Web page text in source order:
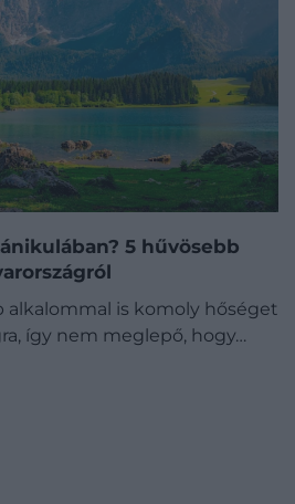
5 hűvösebb
alkalommal is komoly hőséget
így nem meglepő, hogy…